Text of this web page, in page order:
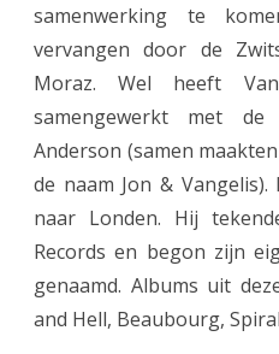
samenwerking te
vervangen door de
Moraz. Wel heeft
samengewerkt met
Anderson (samen
de naam Jon &
naar Londen. Hij
Records en begon zijn
genaamd. Albums uit
and Hell, Beaubourg,